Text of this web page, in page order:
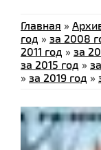
Главная »
год » за 2008
2011 год » за
за 2015 год »
» за 2019 год »